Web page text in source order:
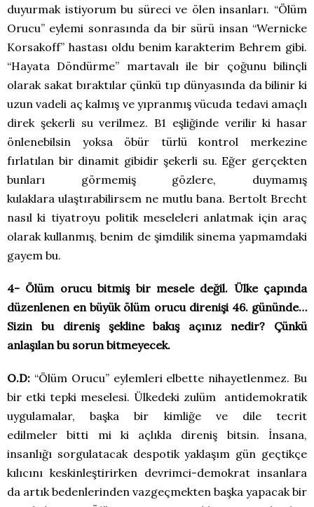
duyurmak istiyorum bu süreci ve ölen insanları. “Ölüm
Orucu” eylemi sonrasında da bir sürü insan “Wernicke
Korsakoff” hastası oldu benim karakterim Behrem gibi.
“Hayata Döndürme” martavalı ile bir çoğunu bilinçli
olarak sakat bıraktılar çünkü tıp dünyasında da bilinir ki
uzun vadeli aç kalmış ve yıpranmış vücuda tedavi amaçlı
direk şekerli su verilmez. B1 eşliğinde verilir ki hasar
önlenebilsin yoksa öbür türlü kontrol merkezine
fırlatılan bir dinamit gibidir şekerli su. Eğer gerçekten
bunları görmemiş gözlere, duymamış
kulaklara ulaştırabilirsem ne mutlu bana. Bertolt Brecht
nasıl ki tiyatroyu politik meseleleri anlatmak için araç
olarak kullanmış, benim de şimdilik sinema yapmamdaki
gayem bu.
4- Ölüm orucu bitmiş bir mesele değil. Ülke çapında
düzenlenen en büyük ölüm orucu direnişi 46. gününde…
Sizin bu direniş şekline bakış açınız nedir? Çünkü
anlaşılan bu sorun bitmeyecek.
O.D: “Ölüm Orucu” eylemleri elbette nihayetlenmez. Bu
bir etki tepki meselesi. Ülkedeki zulüm antidemokratik
uygulamalar, başka bir kimliğe ve dile tecrit
edilmeler bitti mi ki açlıkla direniş bitsin. İnsana,
insanlığı sorgulatacak despotik yaklaşım gün geçtikçe
kılıcını keskinleştirirken devrimci-demokrat insanlara
da artık bedenlerinden vazgeçmekten başka yapacak bir